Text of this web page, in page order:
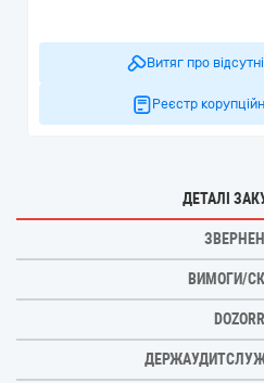
Витяг про
Реєстр
ДЕТАЛІ
ВИМОГИ/